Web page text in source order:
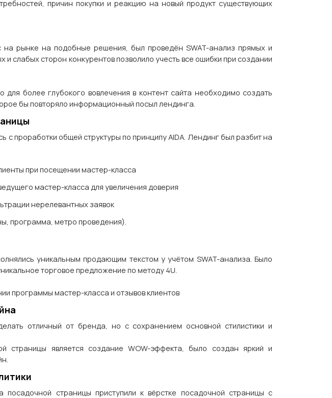
причин покупки и реакцию на новый продукт существующих
на рынке на подобные решения, был проведён SWAT-анализ прямых и
слабых сторон конкурентов позволило учесть все ошибки при создании
для более глубокого вовлечения в контент сайта необходимо создать
бы повторяло информационный посыл лендинга.
проработки общей структуры по принципу AIDA. Лендинг был разбит на
при посещении мастер-класса
мастер-класса для увеличения доверия
нерелевантных заявок
программа, метро проведения).
уникальным продающим текстом у учётом SWAT-анализа. Было
торговое предложение по методу 4U.
программы мастер-класса и отзывов клиентов
отличный от бренда, но с сохранением основной стилистики и
страницы является создание WOW-эффекта, было создан яркий и
страницы приступили к вёрстке посадочной страницы с